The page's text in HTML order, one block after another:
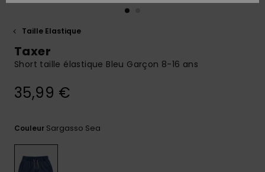
conversation
à votre
question.
Trouvez
Taille Elastique
Taxer
Short taille élastique Bleu Garçon 8-16 ans
35,99 €
Couleur Sargasso Sea